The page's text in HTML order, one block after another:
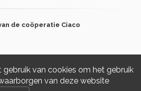
van cookies om het gebruik
van deze website
de coöperatie Ciaco